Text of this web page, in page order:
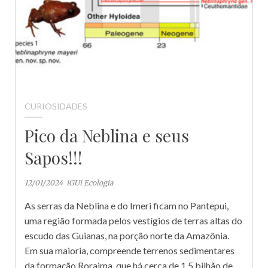
CURIOSIDADES
Pico da Neblina e seus
Sapos!!!
12/01/2024 iGUi Ecologia
As serras da Neblina e do Imeri ficam no Pantepui,
uma região formada pelos vestígios de terras altas do
escudo das Guianas, na porção norte da Amazônia.
Em sua maioria, compreende terrenos sedimentares
da formação Roraima, que há cerca de 1,5 bilhão de